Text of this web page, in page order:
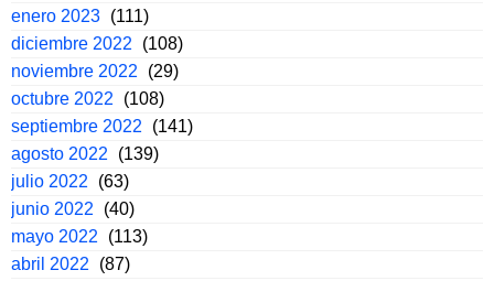
enero 2023 (111)
diciembre 2022
(108)
noviembre 2022
(29)
octubre 2022
(108)
septiembre 2022
(141)
agosto 2022
(139)
julio 2022
(63)
junio 2022
(40)
mayo 2022
(113)
abril 2022
(87)